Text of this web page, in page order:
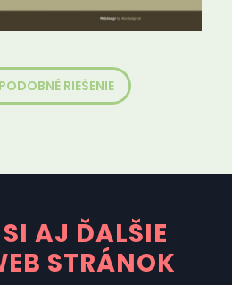
RIEŠENIE
SI AJ ĎALŠIE
STRÁNOK